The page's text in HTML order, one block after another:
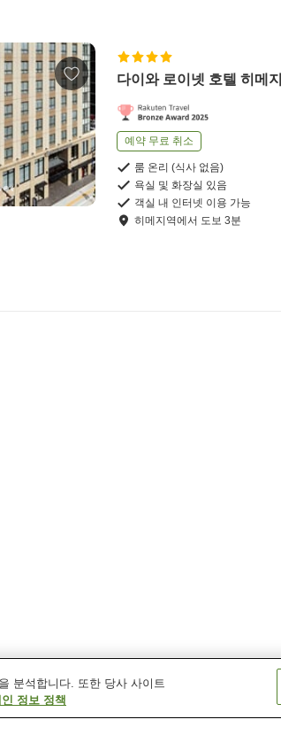
다이와 로이넷 호텔 히메지
예약 무료 취소
룸 온리 (식사 없음)
욕실 및 화장실 있음
객실 내 인터넷 이용 가능
히메지역에서 도보 3분
분석합니다. 또한 당사 사이트
정보 정책